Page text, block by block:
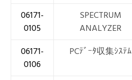
06171-
0105
SPECTRUM
ANALYZER
06171-
0106
PCﾃﾞｰﾀ収集ｼｽﾃﾑ